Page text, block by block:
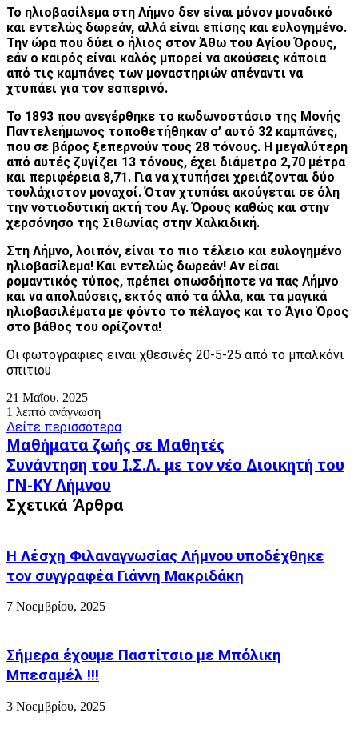
Το ηλιοβασίλεμα στη Λήμνο δεν είναι μόνον μοναδικό
και εντελώς δωρεάν, αλλά είναι επίσης και ευλογημένο.
Την ώρα που δύει ο ήλιος στον Άθω του Αγίου Όρους,
εάν ο καιρός είναι καλός μπορεί να ακούσεις κάποια
από τις καμπάνες των μοναστηριών απέναντι να
χτυπάει για τον εσπερινό.
Το 1893 που ανεγέρθηκε το κωδωνοστάσιο της Μονής
Παντελεήμωνος τοποθετήθηκαν σ’ αυτό 32 καμπάνες,
που σε βάρος ξεπερνούν τους 28 τόνους. Η μεγαλύτερη
από αυτές ζυγίζει 13 τόνους, έχει διάμετρο 2,70 μέτρα
και περιφέρεια 8,71. Για να χτυπήσει χρειάζονται δύο
τουλάχιστον μοναχοί. Όταν χτυπάει ακούγεται σε όλη
την νοτιοδυτική ακτή του Αγ. Όρους καθώς και στην
χερσόνησο της Σιθωνίας στην Χαλκιδική.
Στη Λήμνο, λοιπόν, είναι το πιο τέλειο και ευλογημένο
ηλιοβασίλεμα! Και εντελώς δωρεάν! Αν είσαι
ρομαντικός τύπος, πρέπει οπωσδήποτε να πας Λήμνο
και να απολαύσεις, εκτός από τα άλλα, και τα μαγικά
ηλιοβασιλέματα με φόντο το πέλαγος και το Άγιο Όρος
στο βάθος του ορίζοντα!
Οι φωτογραφιες ειναι χθεσινές 20-5-25 από το μπαλκόνι
σπιτιου
21 Μαΐου, 2025
1 λεπτό ανάγνωση
Δείτε περισσότερα
Μαθήματα
ζωής
σε
Μαθητές
Μαθήματα ζωής σε Μαθητές
Συνάντηση
του
Ι.Σ.Λ.
με
Διοικητή
του
ΓΝ-
ΚΥ
Λήμνου
Συνάντηση του Ι.Σ.Λ. με τον νέο Διοικητή του
ΓΝ-ΚΥ Λήμνου
Σχετικά Άρθρα
Η Λέσχη Φιλαναγνωσίας Λήμνου υποδέχθηκε
τον συγγραφέα Γιάννη Μακριδάκη
7 Νοεμβρίου, 2025
Σήμερα έχουμε Παστίτσιο με Μπόλικη
Μπεσαμέλ !!!
3 Νοεμβρίου, 2025